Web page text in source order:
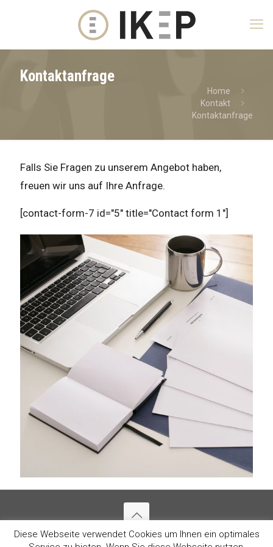
Kontaktanfrage
Home
Kontakt
Kontaktanfrage
Falls Sie Fragen zu unserem Angebot haben,
freuen wir uns auf Ihre Anfrage.
[contact-form-7 id="5" title="Contact form 1"]
@ 2026 IKEP GmbH - Maschinenbau und
Diese Webseite verwendet Cookies um Ihnen ein optimales